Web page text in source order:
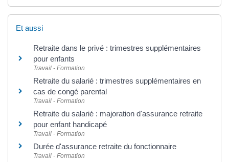
Et aussi
Retraite dans le privé : trimestres supplémentaires
pour enfants
Travail - Formation
Retraite du salarié : trimestres supplémentaires en
cas de congé parental
Travail - Formation
Retraite du salarié : majoration d'assurance retraite
pour enfant handicapé
Travail - Formation
Durée d'assurance retraite du fonctionnaire
Travail - Formation